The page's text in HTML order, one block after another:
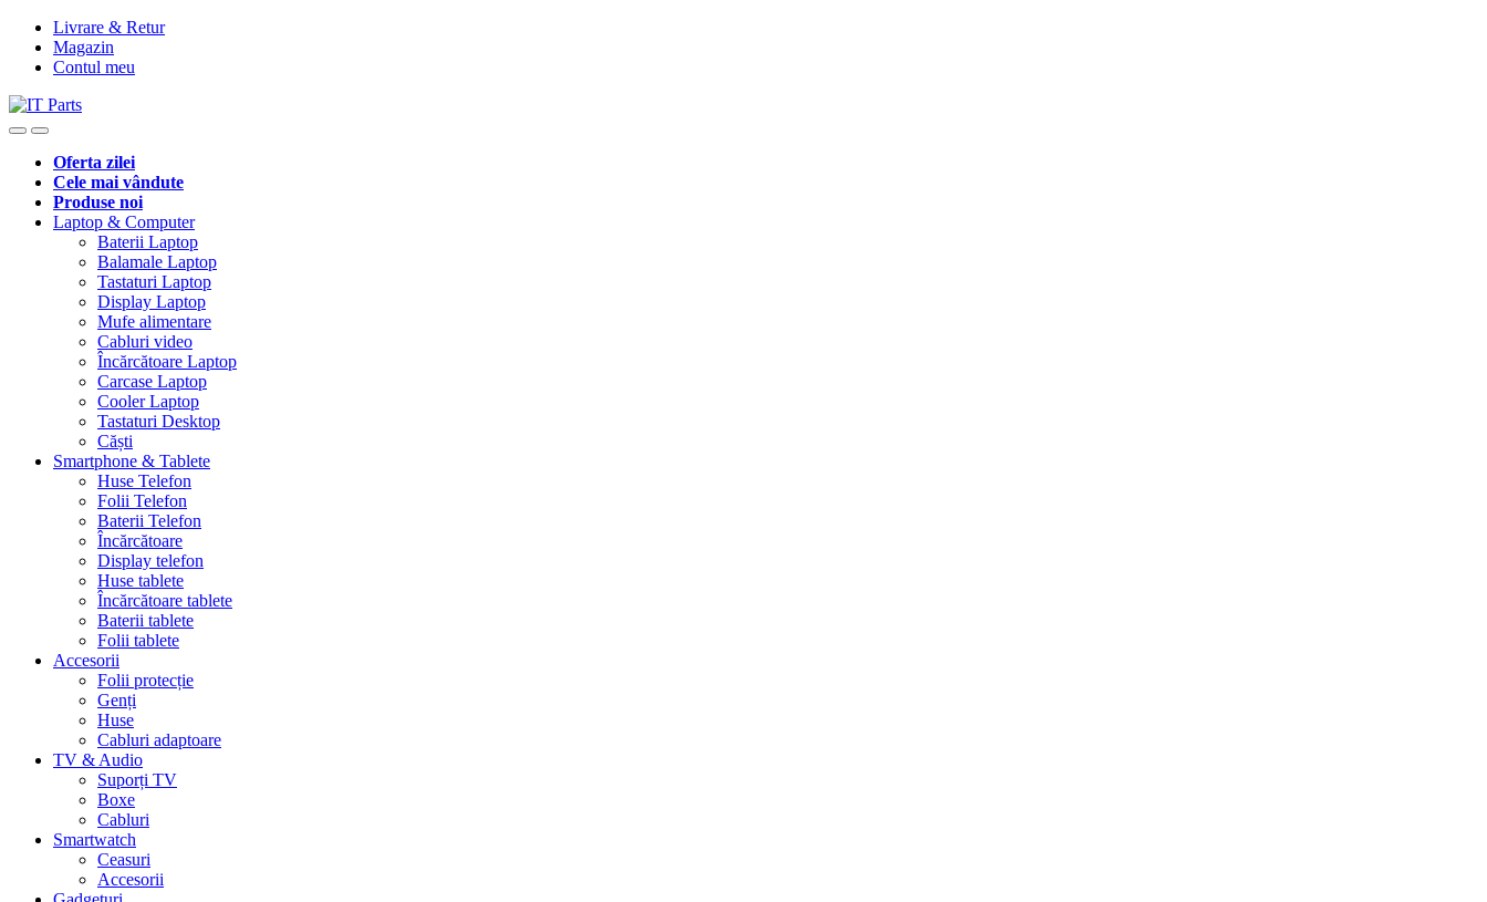
Livrare & Retur
Magazin
Contul meu
Oferta zilei
Cele mai vândute
Produse noi
Laptop & Computer
Baterii Laptop
Balamale Laptop
Tastaturi Laptop
Display Laptop
Mufe alimentare
Cabluri video
Încărcătoare Laptop
Carcase Laptop
Cooler Laptop
Tastaturi Desktop
Căști
Smartphone & Tablete
Huse Telefon
Folii Telefon
Baterii Telefon
Încărcătoare
Display telefon
Huse tablete
Încărcătoare tablete
Baterii tablete
Folii tablete
Accesorii
Folii protecție
Genți
Huse
Cabluri adaptoare
TV & Audio
Suporți TV
Boxe
Cabluri
Smartwatch
Ceasuri
Accesorii